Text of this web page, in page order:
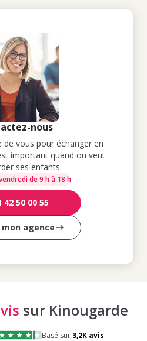
nous
de vous pour échanger en
important quand on veut
ses enfants.
de 9 h à 18 h
42 50 00 55
agence
sur Kinougarde
Basé sur 3,2Kavis